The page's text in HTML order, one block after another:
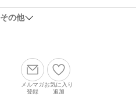
その他
メルマガ
登録
お気に入り
追加